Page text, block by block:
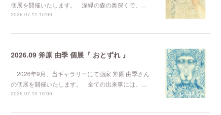
個展を開催いたします。 深緑の森の奥深くで、…
2026.07.11 15:00
2026.09 斧原 由季 個展『 おとずれ 』
2026年9月、当ギャラリーにて画家 斧原 由季さん
の個展を開催いたします。 全ての出来事には、…
2026.07.10 15:00